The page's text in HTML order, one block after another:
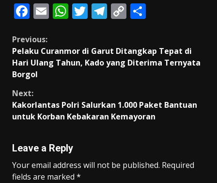
F
e
b
o
o
k
E
l
W
s
p
T
er
T
gr
a
C
y
k
e
Continue
Reading
Previous:
Pelaku Curanmor di Garut Ditangkap Tepat di
Hari Ulang Tahun, Kado yang Diterima Ternyata
Borgol
Next:
Kakorlantas Polri Salurkan 1.000 Paket Bantuan
untuk Korban Kebakaran Kemayoran
Leave a Reply
Your email address will not be published. Required
fields are marked *